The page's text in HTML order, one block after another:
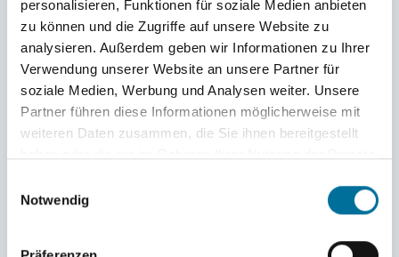
personalisieren, Funktionen für soziale Medien anbieten
zu können und die Zugriffe auf unsere Website zu
analysieren. Außerdem geben wir Informationen zu Ihrer
Verwendung unserer Website an unsere Partner für
soziale Medien, Werbung und Analysen weiter. Unsere
Partner führen diese Informationen möglicherweise mit
weiteren Daten zusammen, die Sie ihnen bereitgestellt
Notwendig
Wir wünschen Euch einen schönen Tag und drückt uns